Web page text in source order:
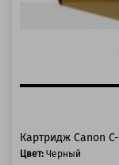
Картридж Canon
Цвет: Черный